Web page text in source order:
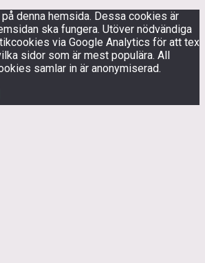
denna hemsida. Dessa cookies är
ska fungera. Utöver nödvändiga
via Google Analytics för att tex
sidor som är mest populära. All
samlar in är anonymiserad.